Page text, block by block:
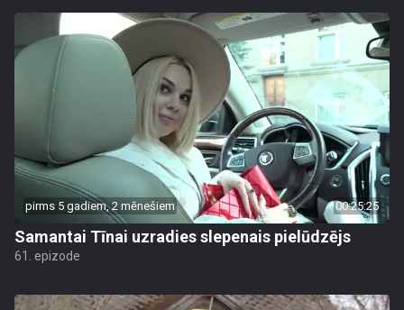
pirms 5 gadiem, 2 mēnešiem 00:25:25
Samantai Tīnai uzradies slepenais pielūdzējs
61. epizode